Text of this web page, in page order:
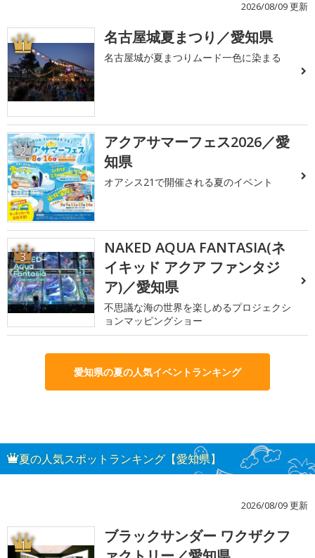
2026/08/09 更新
1 名古屋城夏まつり／愛知県
名古屋城が夏まつりムード一色に染まる
2
アクアサマーフェス2026／愛
知県
オアシス21で開催される夏のイベント
3
NAKED AQUA FANTASIA(ネ
イキッド アクア ファンタジ
ア)／愛知県
不思議な海の世界を楽しめるプロジェクシ
ョンマッピングショー
愛知県の夏の人気イベントランキング
夏の人気スポットランキング【愛知県】
2026/08/09 更新
1
ブラックサンダー ワクザクフ